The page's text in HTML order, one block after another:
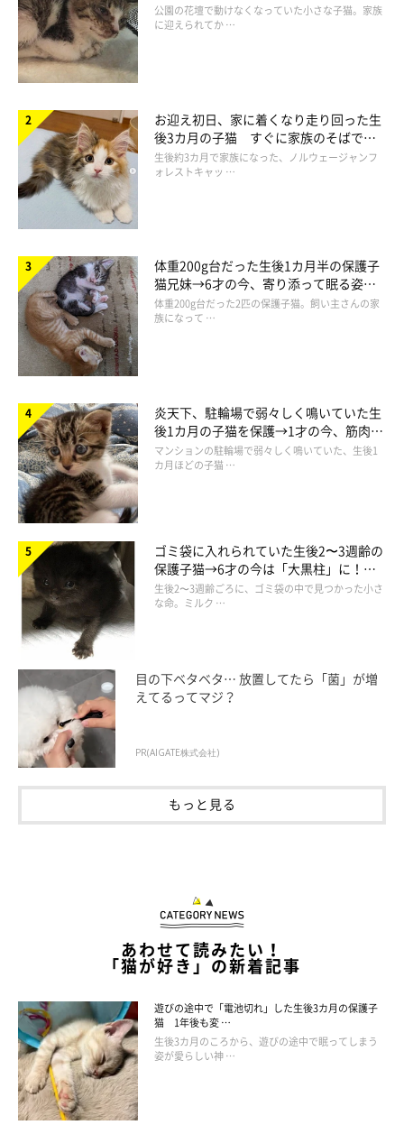
お迎えした子猫は、最初シャーシャーいって
みねこちゃんと一緒に窓の外を眺めるチッチちゃん
＠hiichan_japan
お迎えした当時のチッチちゃんは、すぐに先住猫と仲よくなれた
わけではないようです。
飼い主さん：
「お迎えした当初は、400gしかない体で“イカ耳”になり、先住犬
猫に必死にシャーと鳴いていました。
初期医療で何にも引っかからなかったこともあり、フェンス越し
に先住犬猫たちと対面。そのとき、先住犬猫たちは早くかわいが
りたくてウロウロしていました。翌日には、飼い主がいる時間に
同室で過ごさせてみることに。3日後には打ち解けて、一緒に遊
んで眠るようになりました」
と“姉妹”のような関係に
公園の花壇で動けなくなっていた小さな子猫。家族
に迎えられてか …
お迎え初日、家に着くなり走り回った生
後3カ月の子猫 すぐに家族のそばで落
ち着く姿に「迎えてよかった」
生後約3カ月で家族になった、ノルウェージャンフ
ォレストキャッ …
体重200g台だった生後1カ月半の保護子
猫兄妹→6才の今、寄り添って眠る姿に
ほっこり！
体重200g台だった2匹の保護子猫。飼い主さんの家
族になって …
炎天下、駐輪場で弱々しく鳴いていた生
後1カ月の子猫を保護→1才の今、筋肉質
でツンデレなコに成長
マンションの駐輪場で弱々しく鳴いていた、生後1
カ月ほどの子猫 …
ゴミ袋に入れられていた生後2〜3週齢の
保護子猫→6才の今は「大黒柱」に！
美しい黒猫に成長した姿にグッとくる
生後2〜3週齢ごろに、ゴミ袋の中で見つかった小さ
な命。ミルク …
目の下ベタベタ… 放置してたら「菌」が増
えてるってマジ？
PR(AIGATE株式会社)
もっと見る
あわせて読みたい！
「猫が好き」の新着記事
遊びの途中で「電池切れ」した生後3カ月の保護子
猫 1年後も変 …
生後3カ月のころから、遊びの途中で眠ってしまう
姿が愛らしい神 …